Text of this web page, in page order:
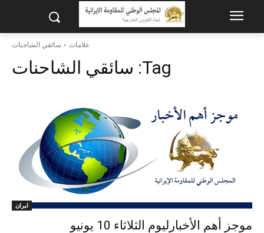
علامات سائقي الشاحنات
Tag: سائقي الشاحنات
ايران
موجز أهم الأخبارلیوم الثلاثاء 10 يونيو